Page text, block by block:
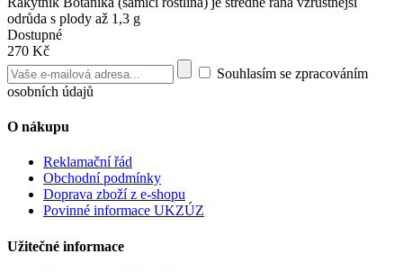
odrůda s plody až 1,3 g
Dostupné
270 Kč
Souhlasím se zpracováním
osobních údajů
O nákupu
Reklamační řád
Obchodní podmínky
Doprava zboží z e-shopu
Povinné informace UKZÚZ
Užitečné informace